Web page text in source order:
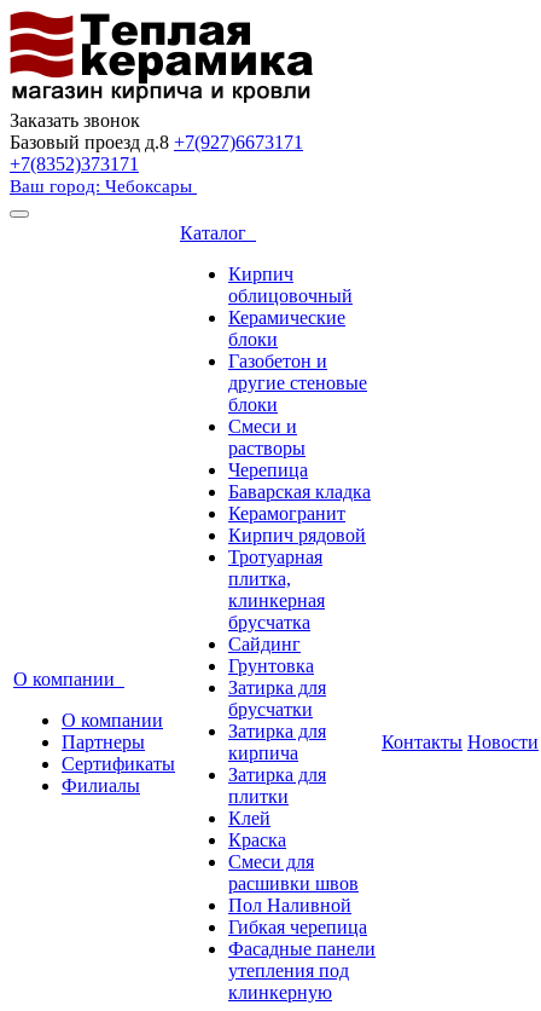
Заказать звонок
Базовый проезд д.8 +7(927)6673171
+7(8352)373171
Ваш город: Чебоксары
О компании
О компании
Партнеры
Сертификаты
Филиалы
Каталог
Кирпич
облицовочный
Керамические
блоки
Газобетон и
другие стеновые
блоки
Смеси и
растворы
Черепица
Баварская кладка
Керамогранит
Кирпич рядовой
Тротуарная
плитка,
клинкерная
брусчатка
Сайдинг
Грунтовка
Затирка для
брусчатки
Затирка для
кирпича
Затирка для
плитки
Клей
Краска
Смеси для
расшивки швов
Пол Наливной
Гибкая черепица
Фасадные панели
утепления под
клинкерную
Контакты Новости